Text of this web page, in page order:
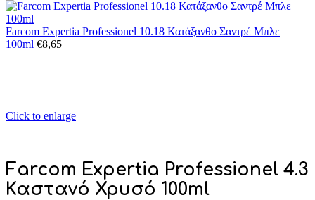
Farcom Expertia Professionel 10.18 Κατάξανθο Σαντρέ Μπλε
100ml €8,65
Click to enlarge
Farcom Expertia Professionel 4.3
Καστανό Χρυσό 100ml